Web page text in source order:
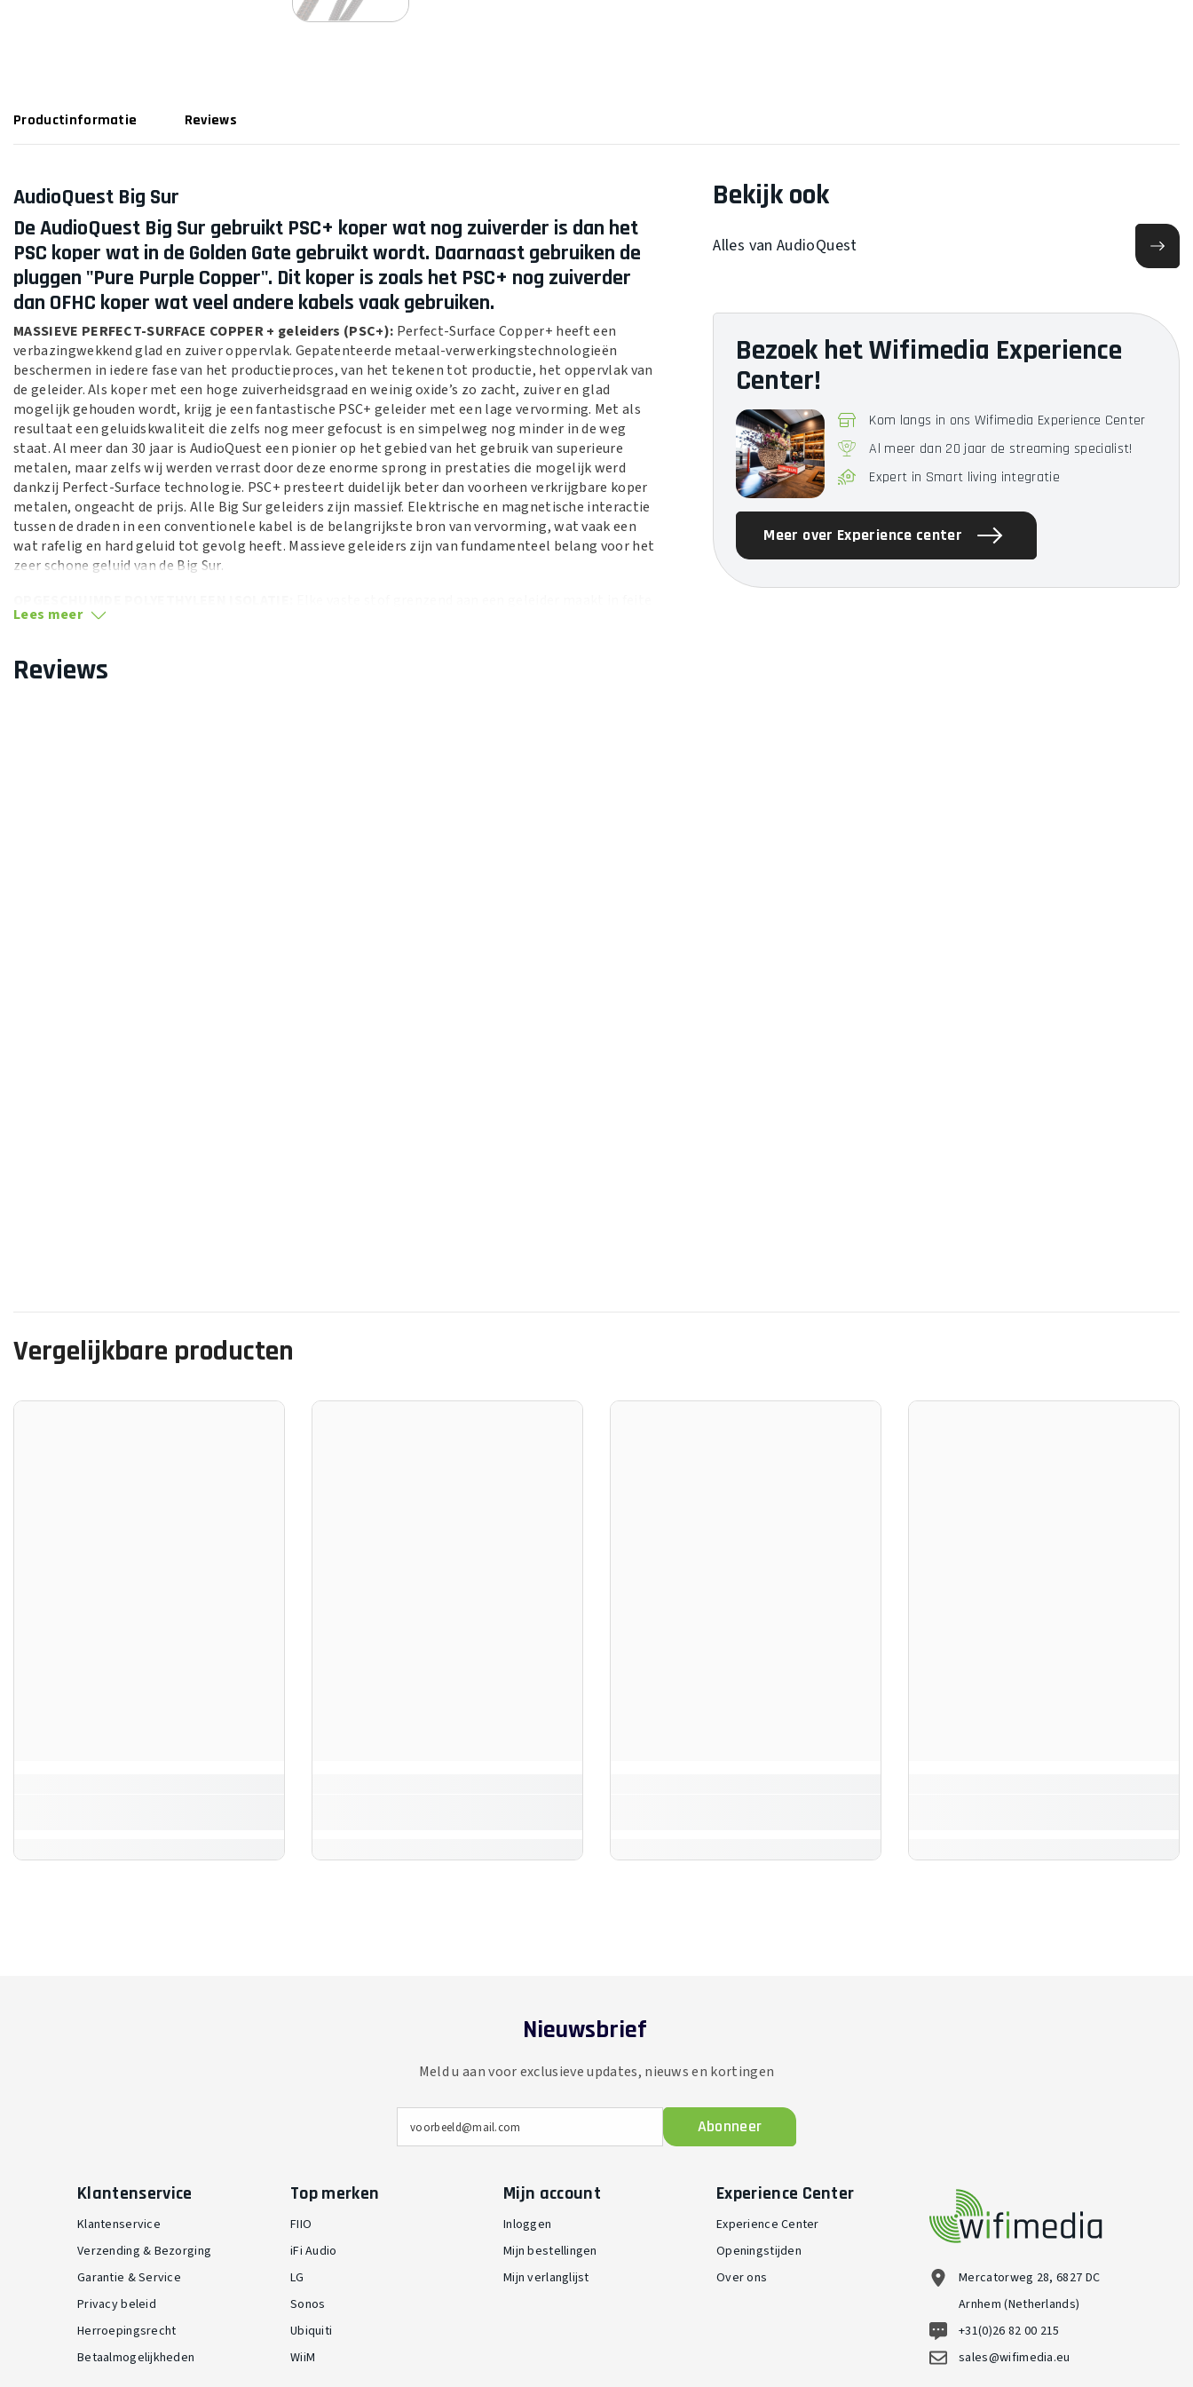
Productinformatie Reviews
AudioQuest Big Sur
De AudioQuest Big Sur gebruikt PSC+ koper wat nog zuiverder is dan het
PSC koper wat in de Golden Gate gebruikt wordt. Daarnaast gebruiken de
pluggen "Pure Purple Copper". Dit koper is zoals het PSC+ nog zuiverder
dan OFHC koper wat veel andere kabels vaak gebruiken.
MASSIEVE PERFECT-SURFACE COPPER + geleiders (PSC+): Perfect-Surface Copper+ heeft een
verbazingwekkend glad en zuiver oppervlak. Gepatenteerde metaal-verwerkingstechnologieën
beschermen in iedere fase van het productieproces, van het tekenen tot productie, het oppervlak van
de geleider. Als koper met een hoge zuiverheidsgraad en weinig oxide’s zo zacht, zuiver en glad
mogelijk gehouden wordt, krijg je een fantastische PSC+ geleider met een lage vervorming. Met als
resultaat een geluidskwaliteit die zelfs nog meer gefocust is en simpelweg nog minder in de weg
staat. Al meer dan 30 jaar is AudioQuest een pionier op het gebied van het gebruik van superieure
metalen, maar zelfs wij werden verrast door deze enorme sprong in prestaties die mogelijk werd
dankzij Perfect-Surface technologie. PSC+ presteert duidelijk beter dan voorheen verkrijgbare koper
metalen, ongeacht de prijs. Alle Big Sur geleiders zijn massief. Elektrische en magnetische interactie
tussen de draden in een conventionele kabel is de belangrijkste bron van vervorming, wat vaak een
wat rafelig en hard geluid tot gevolg heeft. Massieve geleiders zijn van fundamenteel belang voor het
zeer schone geluid van de Big Sur.
deel uit van een niet volmaakt circuit. Kabelisolatie en printplaat-materialen absorberen energie
maakt voor beide geleiders gebruik van met lucht opgeschuimde isolatie van Polyethyleen, omdat
lucht nagenoeg geen energie absorbeert en Polyethyleen weinig verlies kent en bovendien een
Lees meer
Reviews
Bekijk ook
Alles van AudioQuest
Bezoek het Wifimedia Experience
Center!
Kom langs in ons Wifimedia Experience Center
Al meer dan 20 jaar de streaming specialist!
Expert in Smart living integratie
Meer over Experience center
Vergelijkbare producten
Nieuwsbrief
Meld u aan voor exclusieve updates, nieuws en kortingen
voorbeeld@mail.com Abonneer
Klantenservice
Klantenservice
Verzending & Bezorging
Garantie & Service
Privacy beleid
Herroepingsrecht
Betaalmogelijkheden
Top merken
FIIO
iFi Audio
LG
Sonos
Ubiquiti
WiiM
Mijn account
Inloggen
Mijn bestellingen
Mijn verlanglijst
Experience Center
Experience Center
Openingstijden
Over ons
Mercatorweg 28, 6827 DC
Arnhem (Netherlands)
+31(0)26 82 00 215
sales@wifimedia.eu